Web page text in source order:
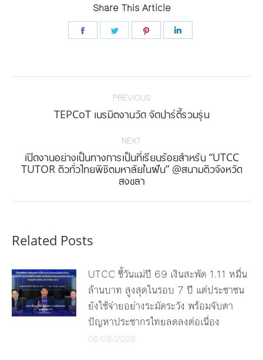
Share This Article
Share
Share
Share
Post
PREVIOUS
Previous
TEPCoT เนรมิตงานวัด จัดปาร์ตี้รวมรุ่น
NEXT
Next
post:
เปิดงานอย่างเป็นทางการเป็นที่เรียบร้อยสำหรับ “UTCC
TUTOR ติวทั่วไทยพิชิตมหาลัยในฝัน” @สนามติวจังหวัด
สงขลา
Related Posts
UTCC ชี้วันแม่ปี 69 เงินสะพัด 1.11 หมื่น
ล้านบาท สูงสุดในรอบ 7 ปี แต่ประชาชน
ยังใช้จ่ายอย่างระมัดระวัง พร้อมจับตา
ปัญหาประชากรไทยลดลงต่อเนื่อง
06/08/2026